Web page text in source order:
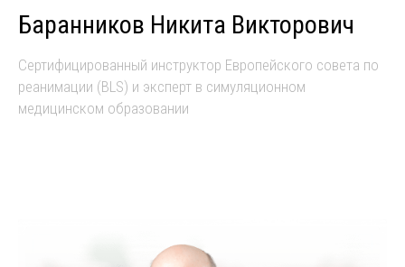
Баранников Никита Викторович
Сертифицированный инструктор Европейского совета по
реанимации (BLS) и эксперт в симуляционном
медицинском образовании